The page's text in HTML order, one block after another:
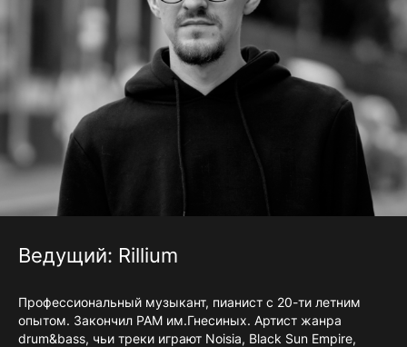
Ведущий: Rillium
Профессиональный музыкант, пианист с 20-ти летним
опытом. Закончил РАМ им.Гнесиных. Артист жанра
drum&bass, чьи треки играют Noisia, Black Sun Empire,